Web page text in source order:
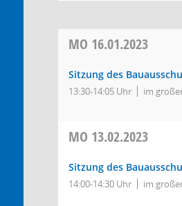
MO 16.01.2023
Sitzung des
13:30-14:05 Uhr im
MO 13.02.2023
Sitzung des
14:00-14:30 Uhr im